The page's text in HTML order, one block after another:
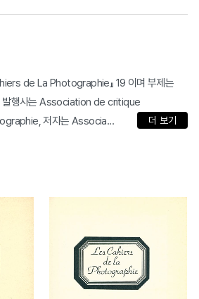
de La Photographie』 19 이며 부제는
발행사는 Association de critique
저자는 Associa...
더 보기